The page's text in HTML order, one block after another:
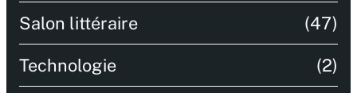
Salon littéraire (47)
Technologie (2)